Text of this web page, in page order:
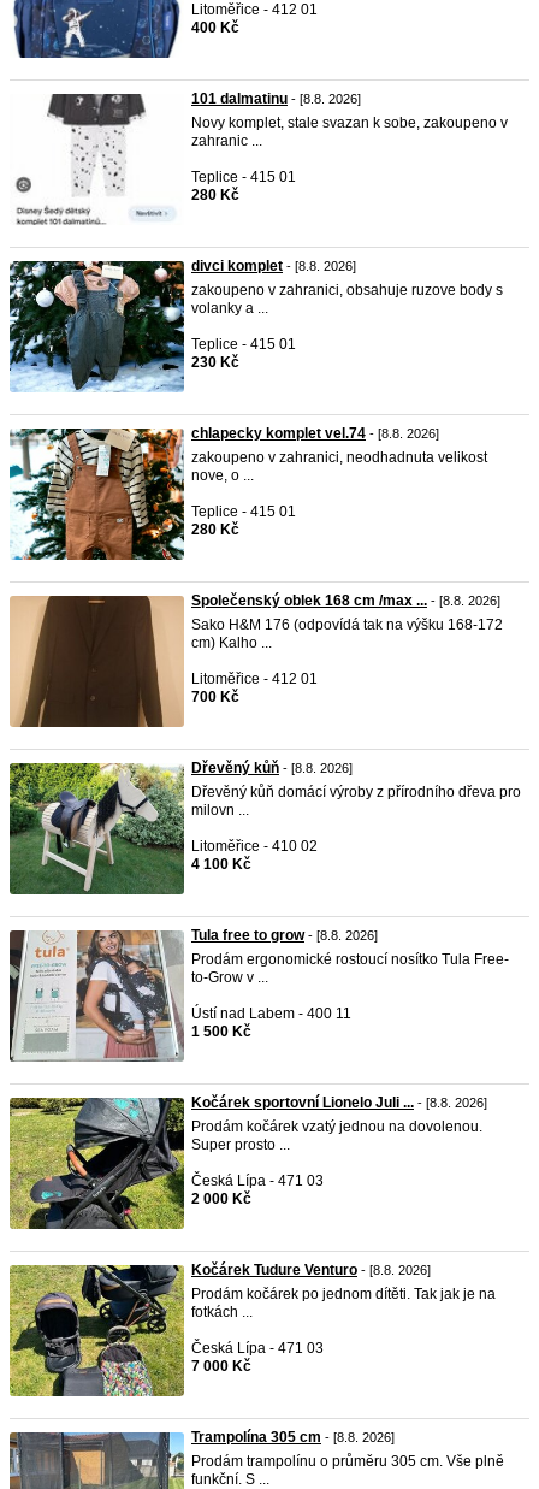
Litoměřice - 412 01
400 Kč
101 dalmatinu - [8.8. 2026]
Novy komplet, stale svazan k sobe, zakoupeno v
zahranic ...
Teplice - 415 01
280 Kč
divci komplet - [8.8. 2026]
zakoupeno v zahranici, obsahuje ruzove body s
volanky a ...
Teplice - 415 01
230 Kč
chlapecky komplet vel.74 - [8.8. 2026]
zakoupeno v zahranici, neodhadnuta velikost
nove, o ...
Teplice - 415 01
280 Kč
Společenský oblek 168 cm /max ... - [8.8. 2026]
Sako H&M 176 (odpovídá tak na výšku 168-172
cm) Kalho ...
Litoměřice - 412 01
700 Kč
Dřevěný kůň - [8.8. 2026]
Dřevěný kůň domácí výroby z přírodního dřeva pro
milovn ...
Litoměřice - 410 02
4 100 Kč
Tula free to grow- [8.8. 2026]
Prodám ergonomické rostoucí nosítko Tula Free-
to-Grow v ...
Ústí nad Labem - 400 11
1 500 Kč
Kočárek sportovní Lionelo Juli ... - [8.8. 2026]
Prodám kočárek vzatý jednou na dovolenou.
Super prosto ...
Česká Lípa - 471 03
2 000 Kč
Kočárek Tudure Venturo - [8.8. 2026]
Prodám kočárek po jednom dítěti. Tak jak je na
fotkách ...
Česká Lípa - 471 03
7 000 Kč
Trampolína 305 cm - [8.8. 2026]
Prodám trampolínu o průměru 305 cm. Vše plně
funkční. S ...